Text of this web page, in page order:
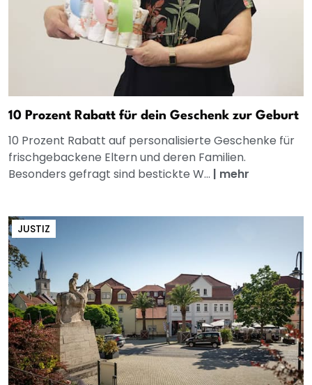
10 Prozent Rabatt für dein Geschenk zur Geburt
10 Prozent Rabatt auf personalisierte Geschenke für
frischgebackene Eltern und deren Familien.
Besonders gefragt sind bestickte W... | mehr
JUSTIZ